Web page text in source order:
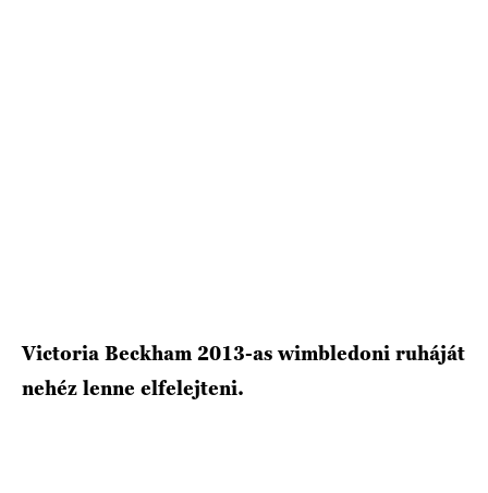
Victoria Beckham 2013-as wimbledoni ruháját
nehéz lenne elfelejteni.